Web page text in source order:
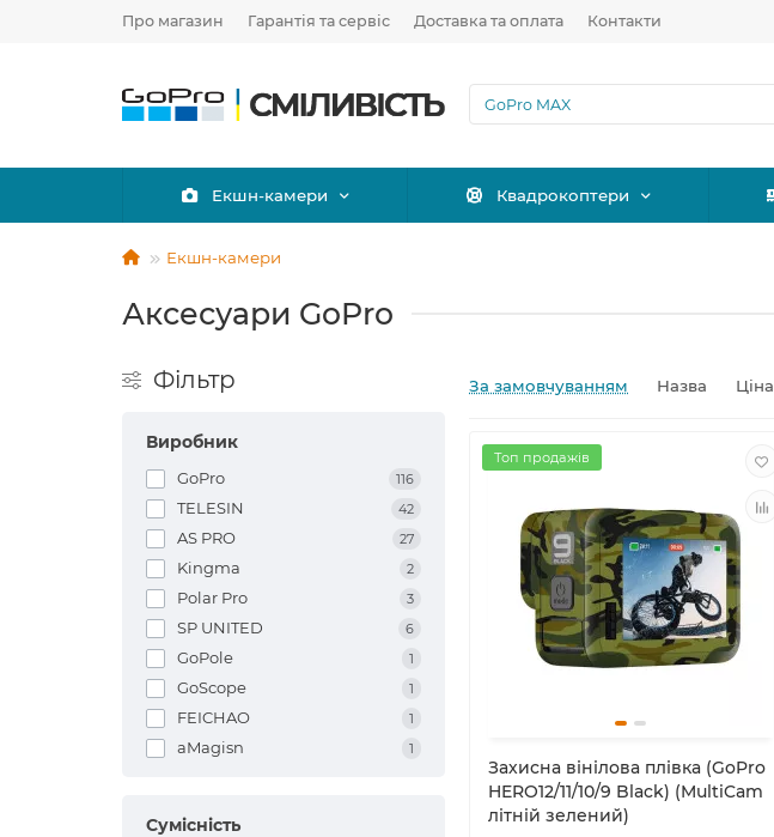
Про магазин Гарантія та сервіс Доставка та оплата Контакти
Екшн-камери Квадрокоптери
Екшн-камери
Аксесуари GoPro
Фільтр
Виробник
GoPro 116
TELESIN 42
AS PRO 27
Kingma 2
Polar Pro 3
SP UNITED 6
GoPole 1
GoScope 1
FEICHAO 1
aMagisn 1
Сумісність
За замовчуванням Назва Ціна
Топ продажів
Захисна вінілова плівка (GoPro
HERO12/11/10/9 Black) (MultiCam
літній зелений)